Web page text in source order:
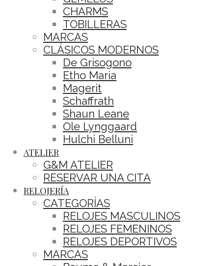
CHARMS
TOBILLERAS
MARCAS
CLÁSICOS MODERNOS
De Grisogono
Etho Maria
Magerit
Schaffrath
Shaun Leane
Ole Lynggaard
Hulchi Belluni
ATELIER
G&M ATELIER
RESERVAR UNA CITA
RELOJERÍA
CATEGORÍAS
RELOJES MASCULINOS
RELOJES FEMENINOS
RELOJES DEPORTIVOS
MARCAS